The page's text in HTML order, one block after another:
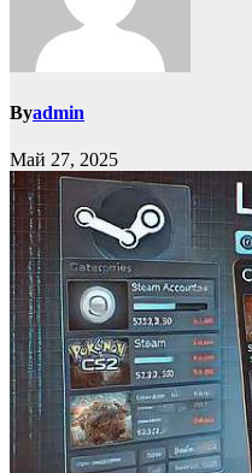
Byadmin
Май 27, 2025